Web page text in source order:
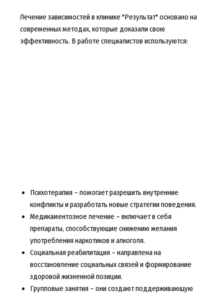
Лечение зависимостей в клинике "Результат" основано на
современных методах, которые доказали свою
эффективность. В работе специалистов используются:
Психотерапия – помогает разрешить внутренние
конфликты и разработать новые стратегии поведения.
Медикаментозное лечение – включает в себя
препараты, способствующие снижению желания
употребления наркотиков и алкоголя.
Социальная реабилитация – направлена на
восстановление социальных связей и формирование
здоровой жизненной позиции.
Групповые занятия – они создают поддерживающую